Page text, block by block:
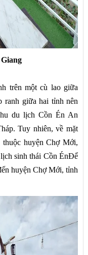
trên một cù lao giữa
ranh giữa hai tỉnh nên
du lịch Cồn Én An
Tuy nhiên, về mặt
huyện Chợ Mới,
sinh thái Cồn ÉnĐể
huyện Chợ Mới, tỉnh